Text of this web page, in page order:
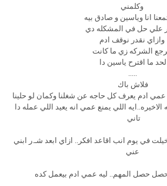
وكلمني
انا وياسين و صادق بيه
علي حل في المشكله دي
وازاي نقدر نوقف ادم
الشركه زي ما كانت
لحد ما اقترح ياسين دا
.....
فلاش باك
ادم يعرف كل حاجه عن شغلنا وكمان لو حلينا
اللي يمنع عمي انه يعيد اللي عمله دا
تاني
في يوم انب اقاعد افكر.. ازاي ابعد شـ.ر ابني
عني
حصل المهم.. ليه عمي ادم بيعمل كده